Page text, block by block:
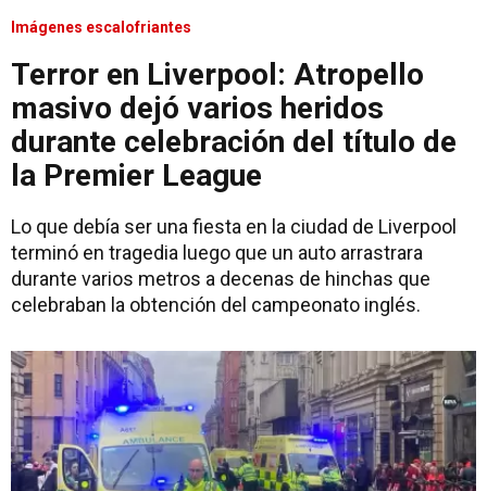
Imágenes escalofriantes
Terror en Liverpool: Atropello
masivo dejó varios heridos
durante celebración del título de
la Premier League
Lo que debía ser una fiesta en la ciudad de Liverpool
terminó en tragedia luego que un auto arrastrara
durante varios metros a decenas de hinchas que
celebraban la obtención del campeonato inglés.